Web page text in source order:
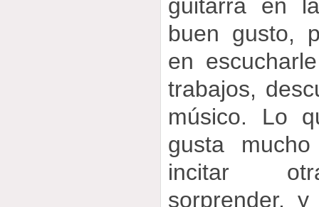
guitarra en
buen gusto,
en
trabajos,
músico. Lo
gusta
incitar
sorprender,